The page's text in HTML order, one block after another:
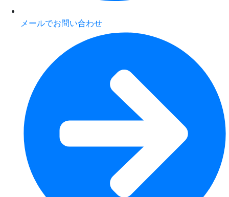
メールでお問い合わせ